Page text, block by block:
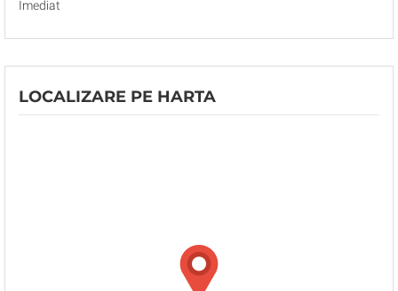
Imediat
LOCALIZARE PE HARTA